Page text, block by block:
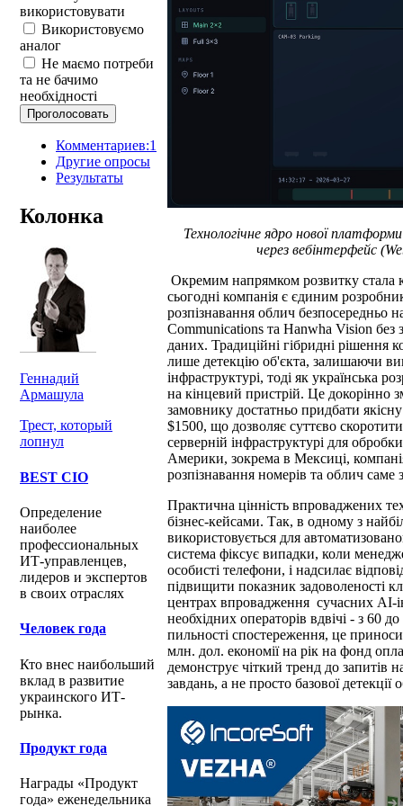
використовувати
Використовуємо
аналог
Не маємо потреби
та не бачимо
необхідності
Комментариев:1
Другие опросы
Результаты
Колонка
Геннадий
Армашула
Трест, который
лопнул
BEST CIO
Определение
наиболее
профессиональных
ИТ-управленцев,
лидеров и экспертов
в своих отраслях
Человек года
Кто внес наибольший
вклад в развитие
украинского ИТ-
рынка.
Продукт года
Награды «Продукт
года» еженедельника
Технологічне ядро нової
через вебінтерфейс
Окремим напрямком розвитку стала
сьогодні компанія є єдиним
розпізнавання облич безпосередньо
Communications та Hanwha Vision без
даних. Традиційні гібридні рішення
лише детекцію об'єкта, залишаючи
інфраструктурі, тоді як українська
на кінцевий пристрій. Це докорінно
замовнику достатньо придбати
$1500, що дозволяє суттєво
серверній інфраструктурі для
Америки, зокрема в Мексиці,
розпізнавання номерів та облич саме
Практична цінність впроваджених
бізнес-кейсами. Так, в одному з
використовується для
система фіксує випадки, коли
особисті телефони, і надсилає
підвищити показник задоволеності
центрах впровадження сучасних AI-
необхідних операторів вдвічі - з 60
пильності спостереження, це
млн. дол. економії на рік на фонд
демонструє чіткий тренд до запитів
завдань, а не просто базової